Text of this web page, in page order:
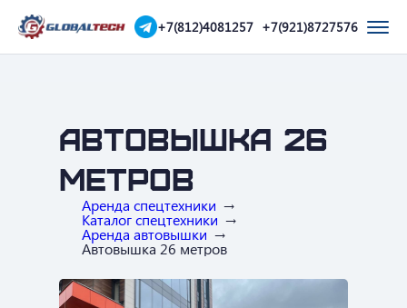
+7(812)4081257 +7(921)8727576
Автовышка 26
метров
Аренда спецтехники
Каталог спецтехники
Аренда автовышки
Автовышка 26 метров